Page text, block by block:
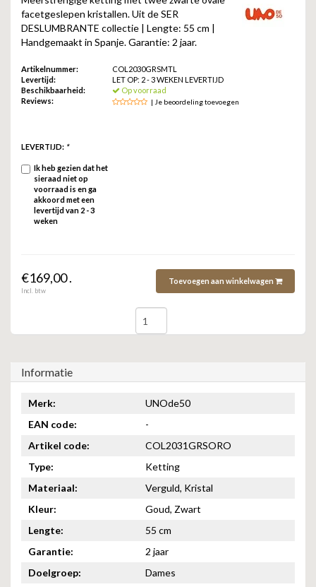
ZAG BIJOUX
LILLY
KAPTEN & SON
facetgeslepen kristallen. Uit de SER
DESLUMBRANTE collectie | Lengte: 55 cm |
Handgemaakt in Spanje. Garantie: 2 jaar.
Artikelnummer:
COL2030GRSMTL
Levertijd:
LET OP: 2 - 3 WEKEN LEVERTIJD
Beschikbaarheid:
Op voorraad
Reviews:
| Je beoordeling toevoegen
LEVERTIJD: *
Ik heb gezien dat het
sieraad niet op
voorraad is en ga
akkoord met een
levertijd van 2 - 3
weken
€169,00 .
Incl. btw
Toevoegen aan winkelwagen
Informatie
Merk:
UNOde50
EAN code:
-
Artikel code:
COL2031GRSORO
Type:
Ketting
Materiaal:
Verguld, Kristal
Kleur:
Goud, Zwart
Lengte:
55 cm
Garantie:
2 jaar
Doelgroep:
Dames